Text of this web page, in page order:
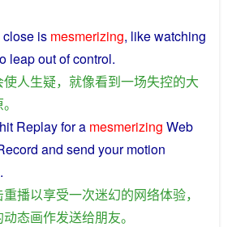
close is mesmerizing, likewatching
leapoutofcontrol.
使人生疑， 就像看到一场失控的大
。
hit Replayfor a mesmerizing Web
and send your motion
.
重播以享受一次迷幻的网络体验，
动态画作发送给朋友。